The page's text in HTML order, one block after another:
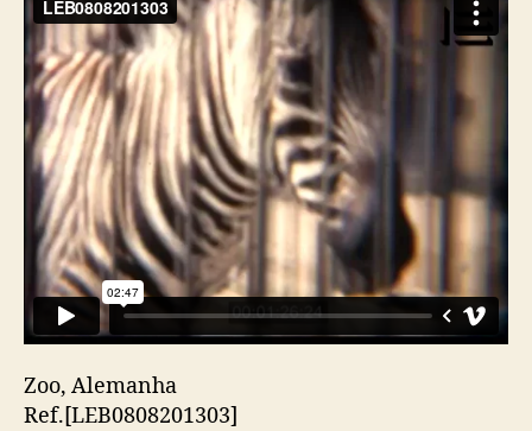
Zoo, Alemanha
Ref.[LEB0808201303]